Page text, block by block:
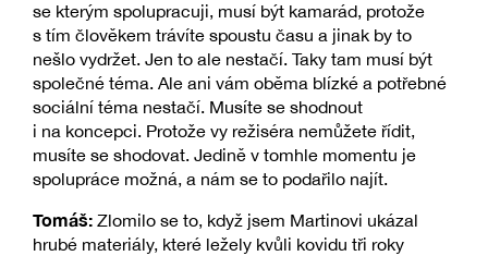
se kterým spolupracuji, musí být kamarád, protože
s tím člověkem trávíte spoustu času a jinak by to
nešlo vydržet. Jen to ale nestačí. Taky tam musí být
společné téma. Ale ani vám oběma blízké a potřebné
sociální téma nestačí. Musíte se shodnout
i na koncepci. Protože vy režiséra nemůžete řídit,
musíte se shodovat. Jedině v tomhle momentu je
spolupráce možná, a nám se to podařilo najít.
Tomáš: Zlomilo se to, když jsem Martinovi ukázal
hrubé materiály, které ležely kvůli kovidu tři roky